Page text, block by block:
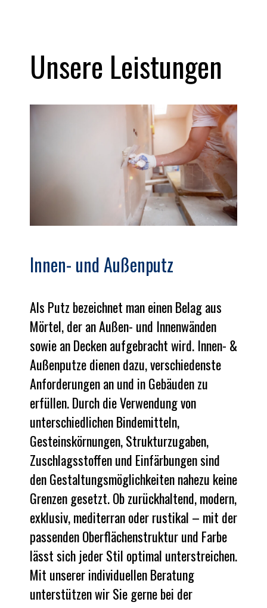
Unsere Leistungen
Innen- und Außenputz
Als Putz bezeichnet man einen Belag aus
Mörtel, der an Außen- und Innenwänden
sowie an Decken aufgebracht wird. Innen- &
Außenputze dienen dazu, verschiedenste
Anforderungen an und in Gebäuden zu
erfüllen. Durch die Verwendung von
unterschiedlichen Bindemitteln,
Gesteinskörnungen, Strukturzugaben,
Zuschlagsstoffen und Einfärbungen sind
den Gestaltungsmöglichkeiten nahezu keine
Grenzen gesetzt. Ob zurückhaltend, modern,
exklusiv, mediterran oder rustikal – mit der
passenden Oberflächenstruktur und Farbe
lässt sich jeder Stil optimal unterstreichen.
Mit unserer individuellen Beratung
unterstützen wir Sie gerne bei der